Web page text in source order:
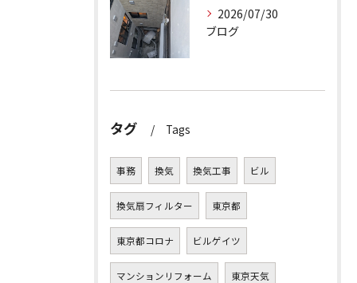
2026/07/30
ブログ
タグ Tags
事務 換気 換気工事 ビル
換気扇フィルター 東京都
東京都コロナ ビルゲイツ
マンションリフォーム 東京天気